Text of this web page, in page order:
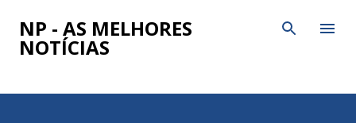
Pular para o conteúdo principal
NP - AS MELHORES
NOTÍCIAS